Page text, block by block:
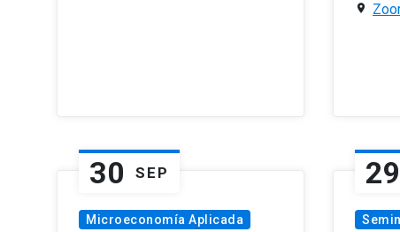
30 SEP
Microeconomía Aplicada
29